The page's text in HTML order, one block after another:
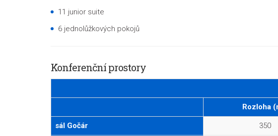
11 junior suite
6 jednolůžkových pokojů
Konferenční prostory
Rozloha
sál Gočár 350